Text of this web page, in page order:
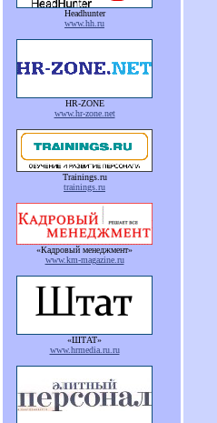
Headhunter
www.hh.ru
HR-ZONE
www.hr-zone.net
Trainings.ru
trainings.ru
«Кадровый менеджмент»
www.km-magazine.ru
«ШТАТ»
www.hrmedia.ru.ru